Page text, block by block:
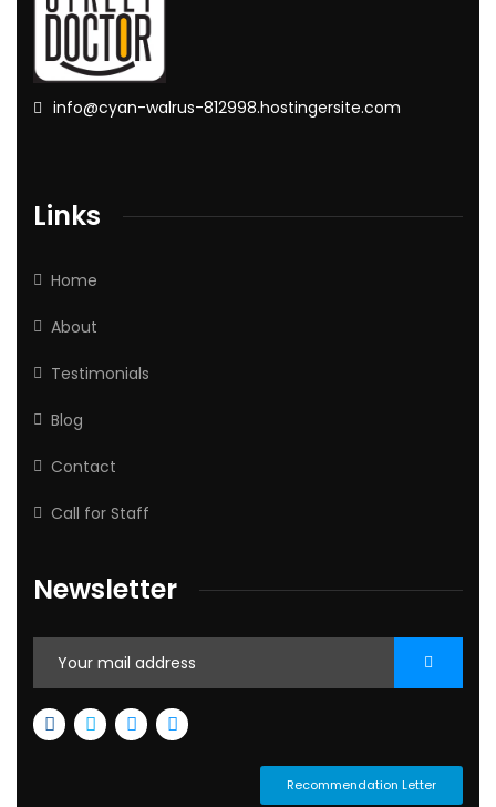
info@cyan-walrus-812998.hostingersite.com
Links
Home
About
Testimonials
Blog
Contact
Call for Staff
Newsletter
Recommendation Letter